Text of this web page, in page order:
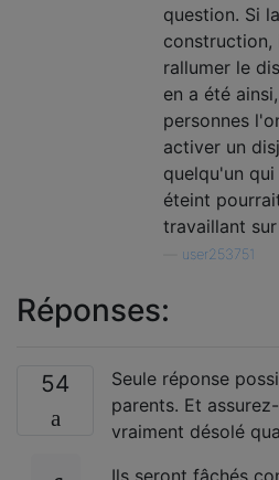
question. Si
construction,
rallumer le
en a été
personnes
activer un
quelqu'un
éteint
travaillant
user253751
Réponses:
54
Seule réponse
parents. Et
vraiment désolé
Ils seront fâchés